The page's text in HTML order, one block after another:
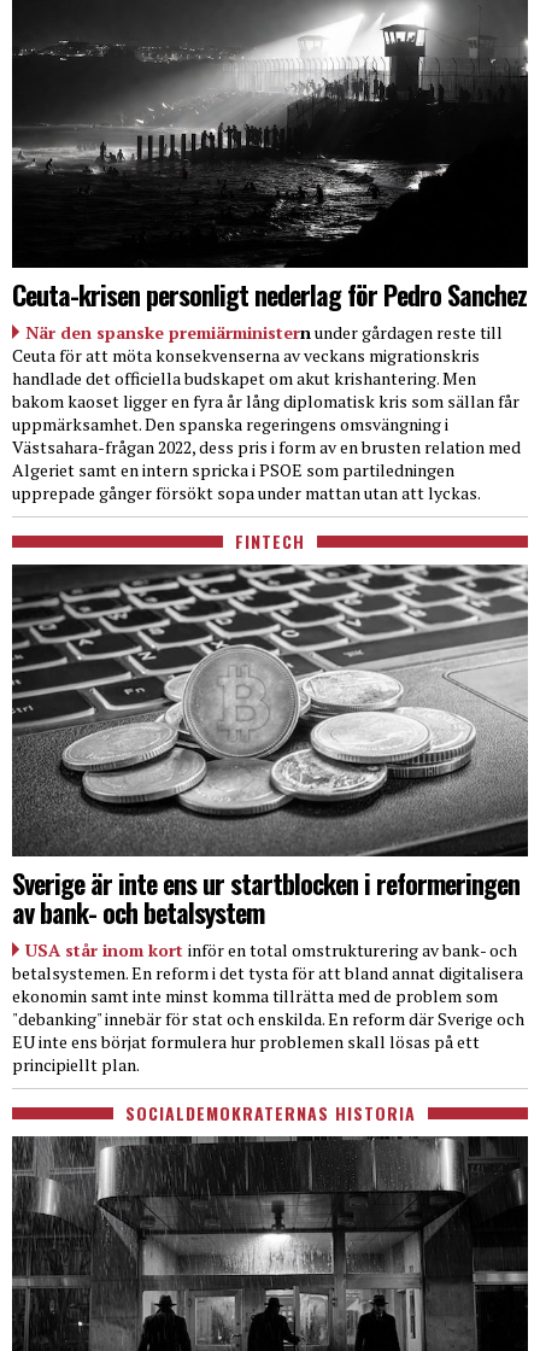
Ceuta-krisen personligt nederlag för Pedro Sanchez
När den spanske premiärministernunder gårdagen reste till
Ceuta för att möta konsekvenserna av veckans migrationskris
handlade det officiella budskapet om akut krishantering. Men
bakom kaoset ligger en fyra år lång diplomatisk kris som sällan får
uppmärksamhet. Den spanska regeringens omsvängning i
Västsahara-frågan 2022, dess pris i form av en brusten relation med
Algeriet samt en intern spricka i PSOE som partiledningen
upprepade gånger försökt sopa under mattan utan att lyckas.
FINTECH
Sverige är inte ens ur startblocken i reformeringen
av bank- och betalsystem
USA står inom kort inför en total omstrukturering av bank- och
betalsystemen. En reform i det tysta för att bland annat digitalisera
ekonomin samt inte minst komma tillrätta med de problem som
"debanking" innebär för stat och enskilda. En reform där Sverige och
EU inte ens börjat formulera hur problemen skall lösas på ett
principiellt plan.
SOCIALDEMOKRATERNAS HISTORIA